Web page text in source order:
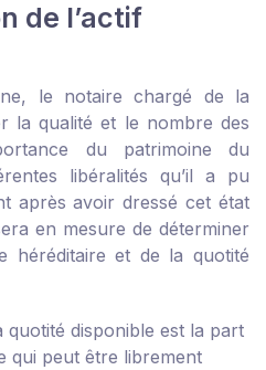
de l’actif
le notaire chargé de la
la qualité et le nombre des
du patrimoine du
libéralités qu’il a pu
après avoir dressé cet état
en mesure de déterminer
héréditaire et de la quotité
quotité disponible est la part
qui peut être librement